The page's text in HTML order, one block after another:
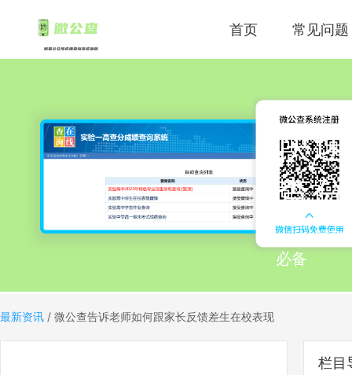
首页 常见问题
快
查
上传成绩
必备
最新资讯 / 微公查告诉老师如何跟家长反馈差生在校表现
栏目